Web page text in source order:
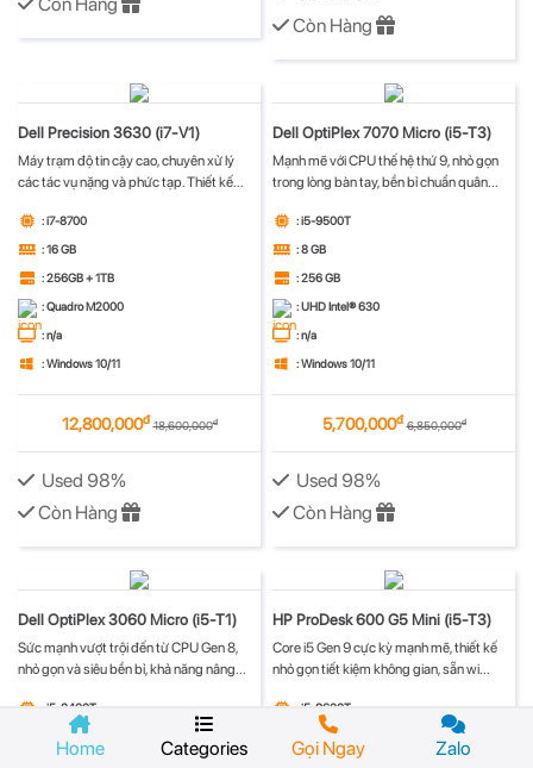
Còn Hàng
Dell Precision 3630 (i7-V1)
Máy trạm độ tin cậy cao, chuyên xử lý
các tác vụ nặng và phức tạp. Thiết kế...
: i7-8700
: 16 GB
: 256GB + 1TB
: Quadro M2000
: n/a
: Windows 10/11
12,800,000đ 18,600,000đ
Used 98%
Còn Hàng
Dell OptiPlex 7070 Micro (i5-T3)
Mạnh mẽ với CPU thế hệ thứ 9, nhỏ gọn
trong lòng bàn tay, bền bỉ chuẩn quân...
: i5-9500T
: 8 GB
: 256 GB
: UHD Intel® 630
: n/a
: Windows 10/11
5,700,000đ 6,850,000đ
Used 98%
Còn Hàng
Dell OptiPlex 3060 Micro (i5-T1)
Sức mạnh vượt trội đến từ CPU Gen 8,
nhỏ gọn và siêu bền bỉ, khả năng nâng...
: i5-8400T
HP ProDesk 600 G5 Mini (i5-T3)
Core i5 Gen 9 cực kỳ mạnh mẽ, thiết kế
nhỏ gọn tiết kiệm không gian, sẵn wi...
: i5-9600T
Home Categories Gọi Ngay Zalo